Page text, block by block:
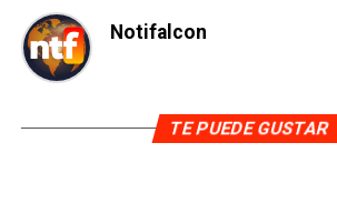
Notifalcon
TE PUEDE GUSTAR